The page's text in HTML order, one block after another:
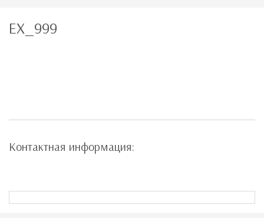
EX_999
Контактная информация: